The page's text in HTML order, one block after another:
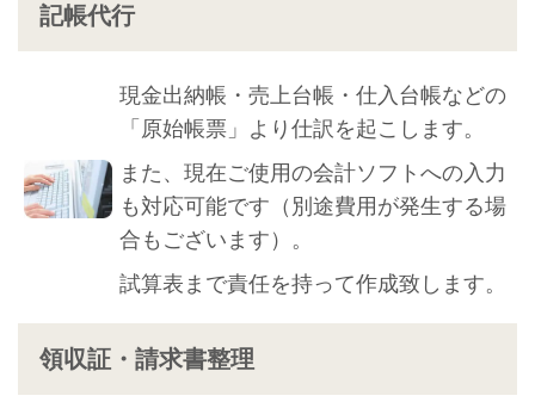
記帳代行
現金出納帳・売上台帳・仕入台帳などの
「原始帳票」より仕訳を起こします。
また、現在ご使用の会計ソフトへの入力
も対応可能です（別途費用が発生する場
合もございます）。
試算表まで責任を持って作成致します。
領収証・請求書整理